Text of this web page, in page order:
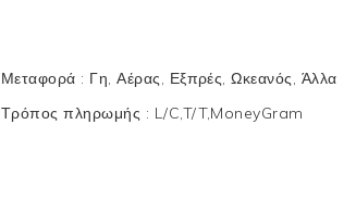
Μεταφορά : Γη, Αέρας, Εξπρές, Ωκεανός, Άλλα
Τρόπος πληρωμής : L/C,T/T,MoneyGram